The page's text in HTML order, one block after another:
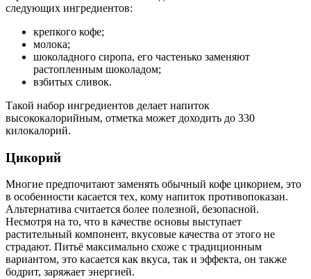
следующих ингредиентов:
крепкого кофе;
молока;
шоколадного сиропа, его частенько заменяют
растопленным шоколадом;
взбитых сливок.
Такой набор ингредиентов делает напиток
высококалорийным, отметка может доходить до 330
килокалорий.
Цикорий
Многие предпочитают заменять обычный кофе цикорием, это
в особенности касается тех, кому напиток противопоказан.
Альтернатива считается более полезной, безопасной.
Несмотря на то, что в качестве основы выступает
растительный компонент, вкусовые качества от этого не
страдают. Питьё максимально схоже с традиционным
вариантом, это касается как вкуса, так и эффекта, он также
бодрит, заряжает энергией.